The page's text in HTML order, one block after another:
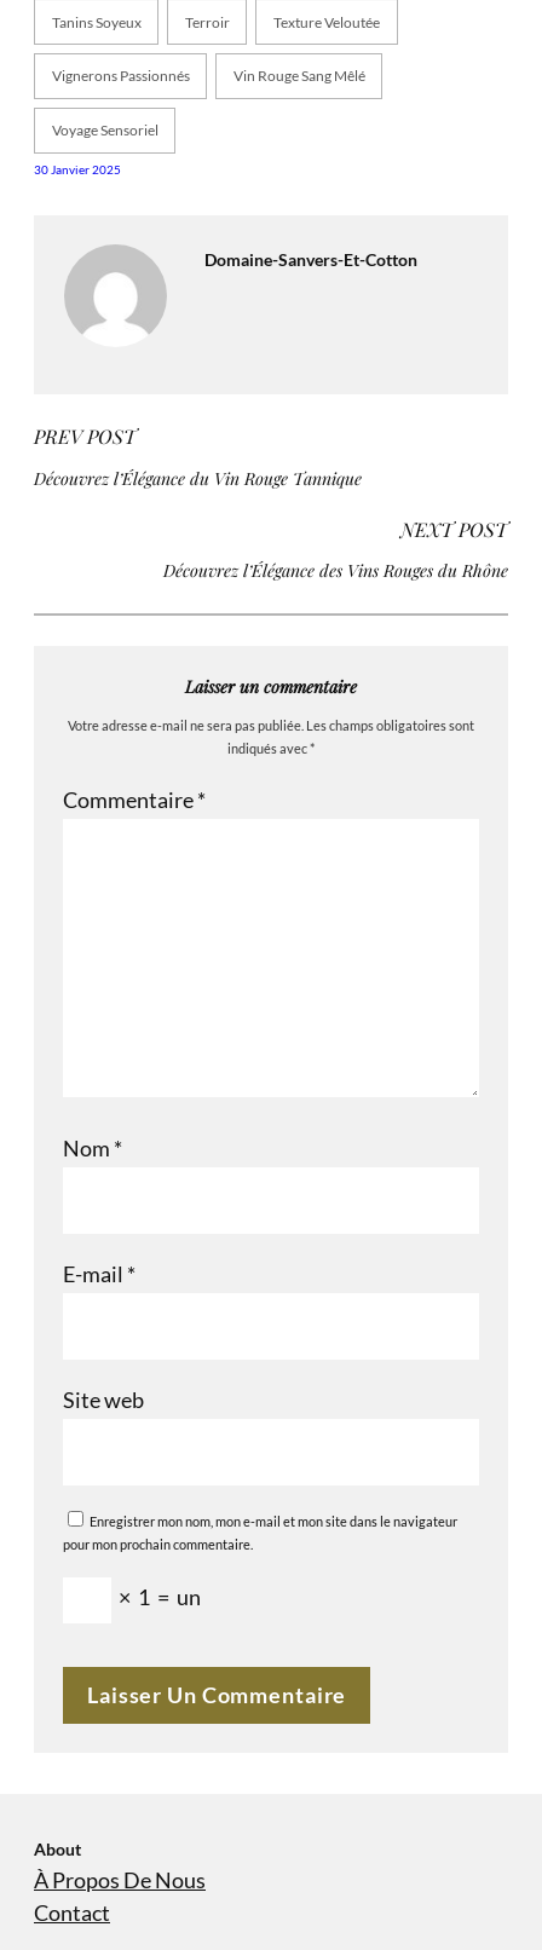
Tanins Soyeux Terroir Texture Veloutée
Vignerons Passionnés Vin Rouge Sang Mêlé
Voyage Sensoriel
30 Janvier 2025
Domaine-Sanvers-Et-Cotton
PREV POST
Découvrez l’Élégance du Vin Rouge Tannique
NEXT POST
Découvrez l’Élégance des Vins Rouges du Rhône
Laisser un commentaire
Votre adresse e-mail ne sera pas publiée. Les champs obligatoires sont
indiqués avec*
Commentaire*
Nom *
E-mail *
Site web
Enregistrer mon nom, mon e-mail et mon site dans le navigateur
pour mon prochain commentaire.
× 1 = un
About
À Propos De Nous
Contact